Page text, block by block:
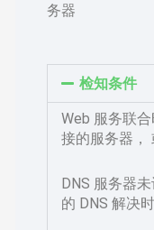
务器
检知条件
Web 服务联
接的服务器，
DNS 服务器
的 DNS 解决